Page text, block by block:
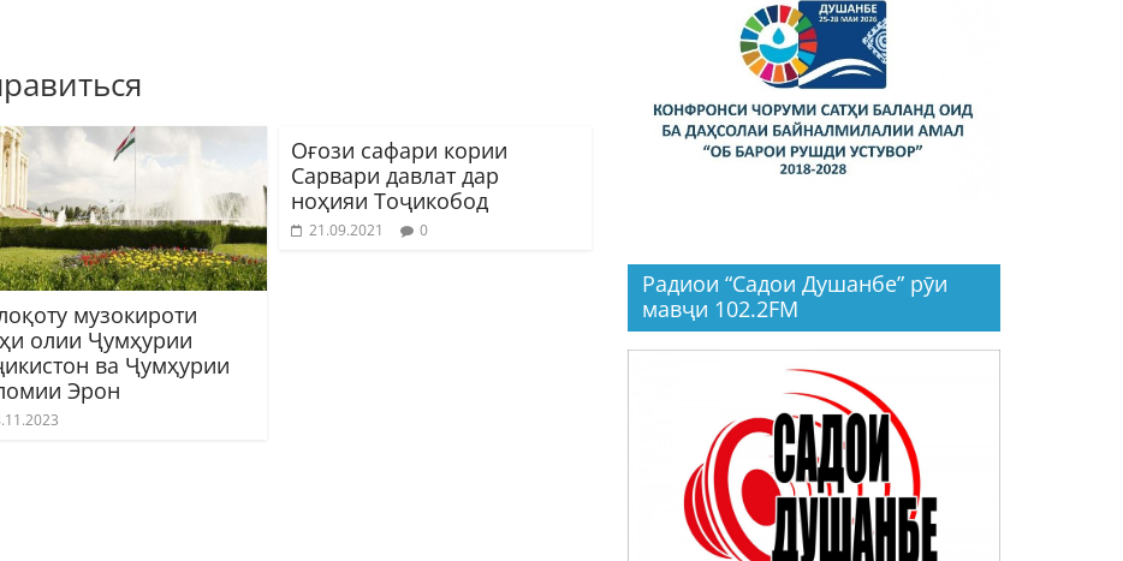
музокироти
олии Ҷумҳурии
ва Ҷумҳурии
Эрон
Оғози сафари кории
Сарвари давлат дар
ноҳияи Тоҷикобод
21.09.2021 0
Радиои “Садои Душанбе” рӯи
мавҷи 102.2FM